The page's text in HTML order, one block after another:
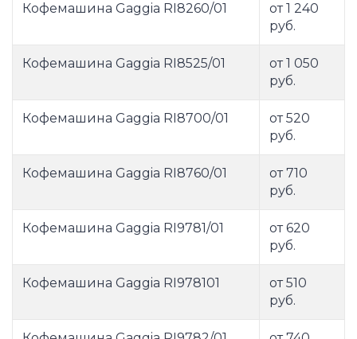
Кофемашина Gaggia RI8260/01
от 1 240
руб.
Кофемашина Gaggia RI8525/01
от 1 050
руб.
Кофемашина Gaggia RI8700/01
от 520
руб.
Кофемашина Gaggia RI8760/01
от 710
руб.
Кофемашина Gaggia RI9781/01
от 620
руб.
Кофемашина Gaggia RI978101
от 510
руб.